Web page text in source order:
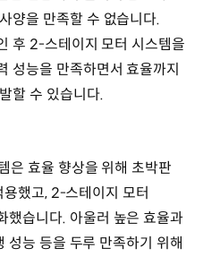
양을 만족할 수 없습니다.
후 2-스테이지 모터 시스템을
성능을 만족하면서 효율까지
할 수 있습니다.
은 효율 향상을 위해 초박판
했고, 2-스테이지 모터
했습니다. 아울러 높은 효율과
성능 등을 두루 만족하기 위해